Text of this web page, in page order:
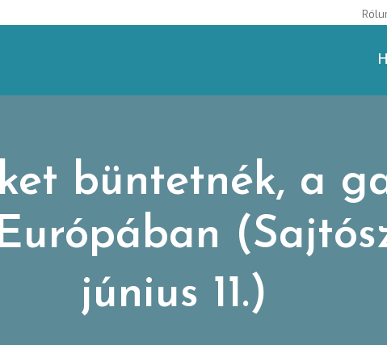
büntetnék, a
június 11.)